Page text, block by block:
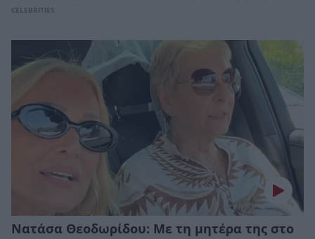
CELEBRITIES
Νατάσα Θεοδωρίδου: Με τη μητέρα της στο